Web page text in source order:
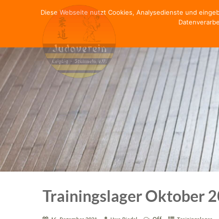
Trainingslager Oktober
Diese Webseite nutzt Cookies, Analysedienste und